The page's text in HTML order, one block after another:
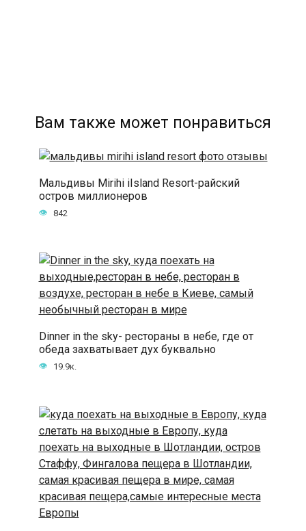
Вам также может понравиться
Мальдивы Mirihi iIsland Resort-райский
остров миллионеров
842
Dinner in the sky- рестораны в небе, где от
обеда захватывает дух буквально
19.9к.